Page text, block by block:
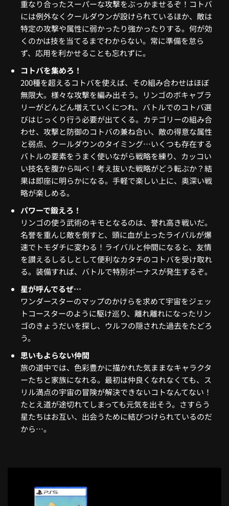
重なり合ったスーパーな攻撃をぶっかませるぞ！コトバ
には例外なくクールダウンが設けられているほか、敵は
特定の攻撃や属性に弱かったり強かったりする。何が効
くのかは技を当てるまでわからない。常に準備を怠ら
ず、応用を利かせることも忘れずに。
コトバを集めろ！
200種を超えるコトバを使えば、その組み合わせはほぼ
無限大。様々な攻撃を編み出そう。リンゴのボキャブラ
リーがどんどん増えていくにつれ、バトルでのコトバ選
びはじっくり行う必要が出てくる。カテゴリーの組み合
わせ、攻撃と防御のコトバの兼ね合い、敵の得意な属性
と弱点、クールダウンのタイミング…いくつも存在する
バトルの要素をうまく使いながら戦略を練り、カッコい
い技名を腹から叫べ！考え抜いた戦略がどう転ぶか？結
果は即座に明らかになる。手軽で楽しい上に、奥深い戦
略が楽しめる。
パワーで鍛えろ！
リンゴの使う武術のキモとなるのは、誉れ高き戦いだ。
名誉を重んじ敵を倒すと、頭に血が上ったライバルが爆
速でトモダチに変わる！ライバルと仲間になると、友情
を讃えるしるしとして便利なカタチのコトバを受け取れ
る。装備すれば、バトルで特別ボーナスが発生するぞ。
星が呼んでるぜ…
ワンダースターのマップのかけらを求めて宇宙をジェッ
トコースターのように駆け巡り、離れ離れになったリン
ゴのきょうだいを探し、ウルフの隠された過去をたどろ
う。
思いもよらない仲間
旅の道中では、色彩豊かに描かれた気ままなキャラクタ
ーたちと家族になれる。最初は仲良くなれなくても、ス
リル満点の宇宙の冒険が解決できないコトなんてない！
たとえ道が途切れてしまっても元気を出そう。さすらう
星たちはお互い、出会うために結びつけられているのだ
から…。